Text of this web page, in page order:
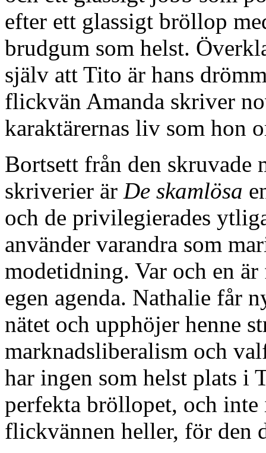
efter ett glassigt bröllop
brudgum som helst.
själv att Tito är hans
flickvän Amanda skriver
karaktärernas liv som hon
Bortsett från den skruvade
skriverier är De skamlösa
och de privilegierades
använder varandra som
modetidning. Var och en
egen agenda. Nathalie får
nätet och upphöjer henne
marknadsliberalism och
har ingen som helst plats i
perfekta bröllopet, och
flickvännen heller, för den